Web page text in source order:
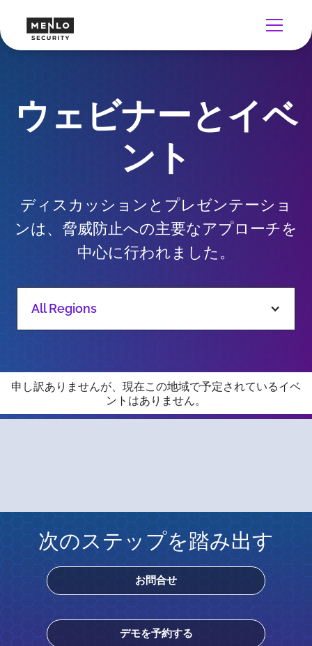
ウェビナーとイベ
ント
ディスカッションとプレゼンテーショ
ンは、脅威防止への主要なアプローチを
中心に行われました。
All Regions
申し訳ありませんが、現在この地域で予定されているイベ
ントはありません。
次のステップを踏み出す
お問合せ
デモを予約する